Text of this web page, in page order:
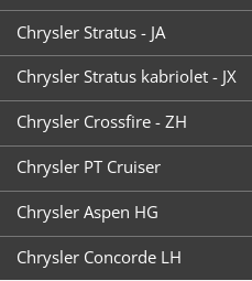
Chrysler Stratus - JA
Chrysler Stratus kabriolet - JX
Chrysler Crossfire - ZH
Chrysler PT Cruiser
Chrysler Aspen HG
Chrysler Concorde LH